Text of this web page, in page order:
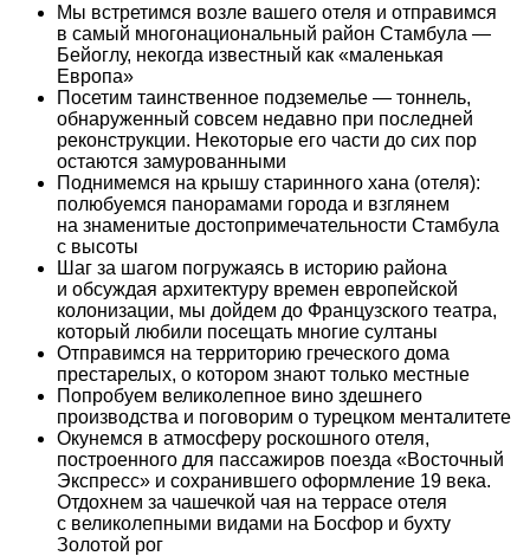
Мы встретимся возле вашего отеля и отправимся
в самый многонациональный район Стамбула —
Бейоглу, некогда известный как «маленькая
Европа»
Посетим таинственное подземелье — тоннель,
обнаруженный совсем недавно при последней
реконструкции. Некоторые его части до сих пор
остаются замурованными
Поднимемся на крышу старинного хана (отеля):
полюбуемся панорамами города и взглянем
на знаменитые достопримечательности Стамбула
с высоты
Шаг за шагом погружаясь в историю района
и обсуждая архитектуру времен европейской
колонизации, мы дойдем до Французского театра,
который любили посещать многие султаны
Отправимся на территорию греческого дома
престарелых, о котором знают только местные
Попробуем великолепное вино здешнего
производства и поговорим о турецком менталитете
Окунемся в атмосферу роскошного отеля,
построенного для пассажиров поезда «Восточный
Экспресс» и сохранившего оформление 19 века.
Отдохнем за чашечкой чая на террасе отеля
с великолепными видами на Босфор и бухту
Золотой рог